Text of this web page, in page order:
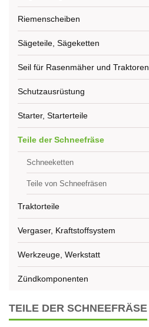
Riemenscheiben
Sägeteile, Sägeketten
Seil für Rasenmäher und Traktoren
Schutzausrüstung
Starter, Starterteile
Teile der Schneefräse
Schneeketten
Teile von Schneefräsen
Traktorteile
Vergaser, Kraftstoffsystem
Werkzeuge, Werkstatt
Zündkomponenten
TEILE DER SCHNEEFRÄSE